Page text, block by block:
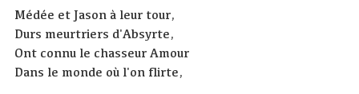
Médée et Jason à leur tour,
Durs meurtriers d'Absyrte,
Ont connu le chasseur Amour
Dans le monde où l'on flirte,